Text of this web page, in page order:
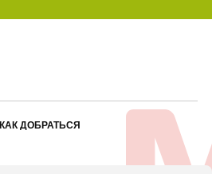
КАК ДОБРАТЬСЯ